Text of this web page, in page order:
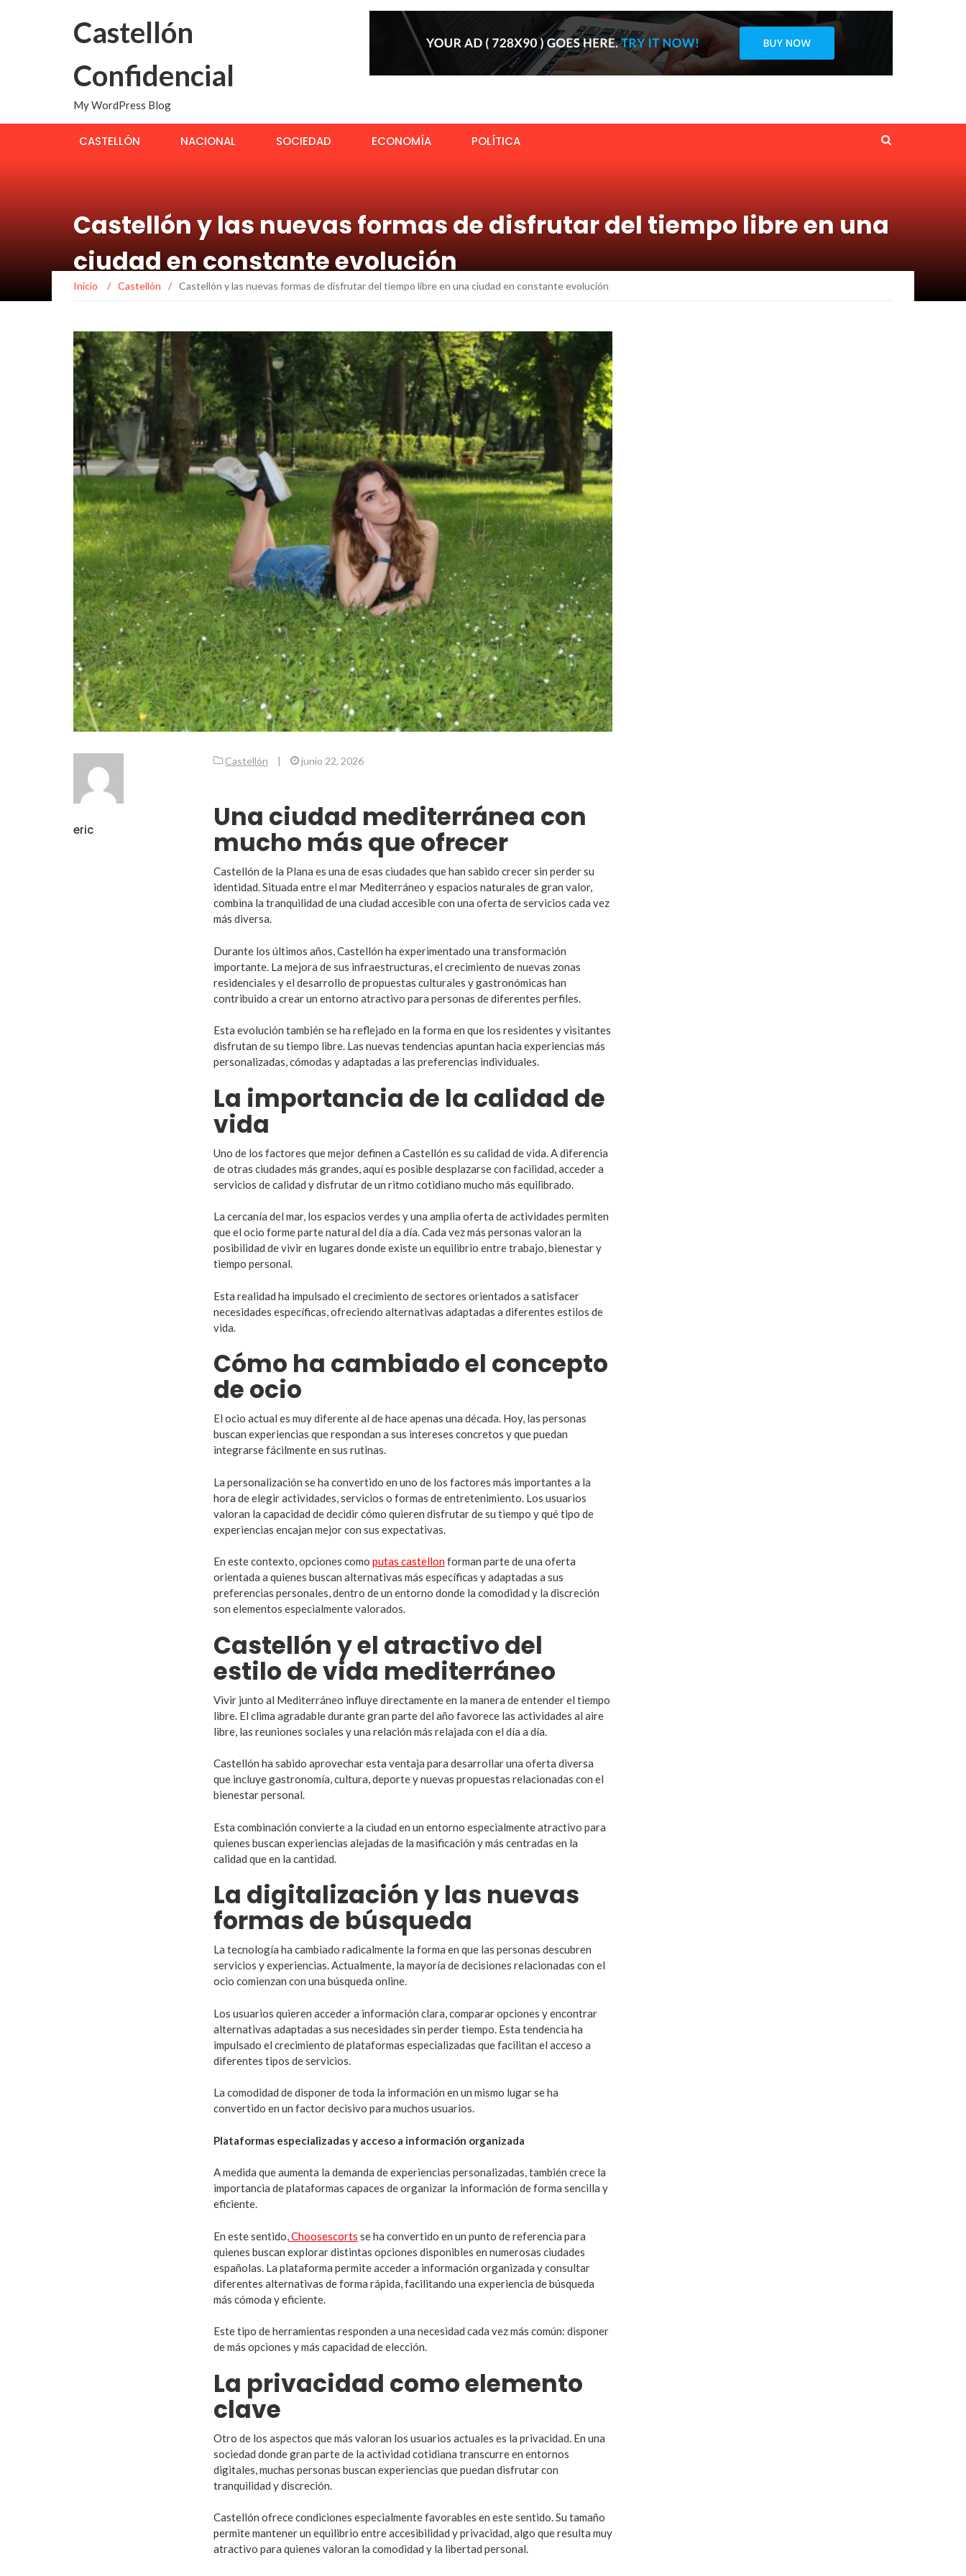
Castellón
Confidencial
My WordPress Blog
CASTELLÓN NACIONAL SOCIEDAD ECONOMÍA POLÍTICA
Castellón y las nuevas formas de disfrutar del tiempo libre en una
ciudad en constante evolución
Inicio / Castellón / Castellón y las nuevas formas de disfrutar del tiempo libre en una ciudad en constante evolución
eric
Castellón | junio 22, 2026
Una ciudad mediterránea con
mucho más que ofrecer
Castellón de la Plana es una de esas ciudades que han sabido crecer sin perder su
identidad. Situada entre el mar Mediterráneo y espacios naturales de gran valor,
combina la tranquilidad de una ciudad accesible con una oferta de servicios cada vez
más diversa.
Durante los últimos años, Castellón ha experimentado una transformación
importante. La mejora de sus infraestructuras, el crecimiento de nuevas zonas
residenciales y el desarrollo de propuestas culturales y gastronómicas han
contribuido a crear un entorno atractivo para personas de diferentes perfiles.
Esta evolución también se ha reflejado en la forma en que los residentes y visitantes
disfrutan de su tiempo libre. Las nuevas tendencias apuntan hacia experiencias más
personalizadas, cómodas y adaptadas a las preferencias individuales.
La importancia de la calidad de
vida
Uno de los factores que mejor definen a Castellón es su calidad de vida. A diferencia
de otras ciudades más grandes, aquí es posible desplazarse con facilidad, acceder a
servicios de calidad y disfrutar de un ritmo cotidiano mucho más equilibrado.
La cercanía del mar, los espacios verdes y una amplia oferta de actividades permiten
que el ocio forme parte natural del día a día. Cada vez más personas valoran la
posibilidad de vivir en lugares donde existe un equilibrio entre trabajo, bienestar y
tiempo personal.
Esta realidad ha impulsado el crecimiento de sectores orientados a satisfacer
necesidades específicas, ofreciendo alternativas adaptadas a diferentes estilos de
vida.
Cómo ha cambiado el concepto
de ocio
El ocio actual es muy diferente al de hace apenas una década. Hoy, las personas
buscan experiencias que respondan a sus intereses concretos y que puedan
integrarse fácilmente en sus rutinas.
La personalización se ha convertido en uno de los factores más importantes a la
hora de elegir actividades, servicios o formas de entretenimiento. Los usuarios
valoran la capacidad de decidir cómo quieren disfrutar de su tiempo y qué tipo de
experiencias encajan mejor con sus expectativas.
En este contexto, opciones como putas castellonforman parte de una oferta
orientada a quienes buscan alternativas más específicas y adaptadas a sus
preferencias personales, dentro de un entorno donde la comodidad y la discreción
son elementos especialmente valorados.
Castellón y el atractivo del
estilo de vida mediterráneo
Vivir junto al Mediterráneo influye directamente en la manera de entender el tiempo
libre. El clima agradable durante gran parte del año favorece las actividades al aire
libre, las reuniones sociales y una relación más relajada con el día a día.
Castellón ha sabido aprovechar esta ventaja para desarrollar una oferta diversa
que incluye gastronomía, cultura, deporte y nuevas propuestas relacionadas con el
bienestar personal.
Esta combinación convierte a la ciudad en un entorno especialmente atractivo para
quienes buscan experiencias alejadas de la masificación y más centradas en la
calidad que en la cantidad.
La digitalización y las nuevas
formas de búsqueda
La tecnología ha cambiado radicalmente la forma en que las personas descubren
servicios y experiencias. Actualmente, la mayoría de decisiones relacionadas con el
ocio comienzan con una búsqueda online.
Los usuarios quieren acceder a información clara, comparar opciones y encontrar
alternativas adaptadas a sus necesidades sin perder tiempo. Esta tendencia ha
impulsado el crecimiento de plataformas especializadas que facilitan el acceso a
diferentes tipos de servicios.
La comodidad de disponer de toda la información en un mismo lugar se ha
convertido en un factor decisivo para muchos usuarios.
Plataformas especializadas y acceso a información organizada
A medida que aumenta la demanda de experiencias personalizadas, también crece la
importancia de plataformas capaces de organizar la información de forma sencilla y
eficiente.
En este sentido,Choosescorts se ha convertido en un punto de referencia para
quienes buscan explorar distintas opciones disponibles en numerosas ciudades
españolas. La plataforma permite acceder a información organizada y consultar
diferentes alternativas de forma rápida, facilitando una experiencia de búsqueda
más cómoda y eficiente.
Este tipo de herramientas responden a una necesidad cada vez más común: disponer
de más opciones y más capacidad de elección.
La privacidad como elemento
clave
Otro de los aspectos que más valoran los usuarios actuales es la privacidad. En una
sociedad donde gran parte de la actividad cotidiana transcurre en entornos
digitales, muchas personas buscan experiencias que puedan disfrutar con
tranquilidad y discreción.
Castellón ofrece condiciones especialmente favorables en este sentido. Su tamaño
permite mantener un equilibrio entre accesibilidad y privacidad, algo que resulta muy
atractivo para quienes valoran la comodidad y la libertad personal.